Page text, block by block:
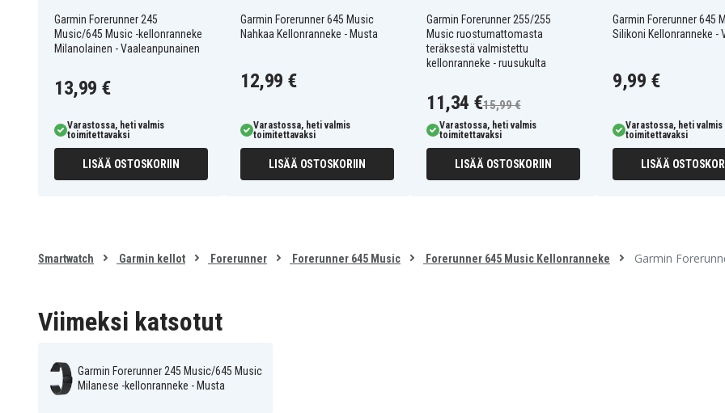
Väri Musta
Materiaali Ruostumaton teräs
Garmin Forerunner 245
Music/645 Music -kellonranneke
Milanolainen - Vaaleanpunainen
13,99 €
Varastossa, heti valmis
toimitettavaksi
LISÄÄ OSTOSKORIIN
Garmin Forerunner 645 Music
Nahkaa Kellonranneke - Musta
12,99 €
Varastossa, heti valmis
toimitettavaksi
LISÄÄ OSTOSKORIIN
Garmin Forerunner 255/255
Music ruostumattomasta
teräksestä valmistettu
kellonranneke - ruusukulta
11,34 €15,99 €
Varastossa, heti valmis
toimitettavaksi
LISÄÄ OSTOSKORIIN
Garmin Forerunner 645
Silikoni Kellonranneke -
9,99 €
Varastossa, heti valmis
toimitettavaksi
LISÄÄ
Smartwatch Garmin kellot Forerunner Forerunner 645 Music Forerunner 645 Music Kellonranneke Garmin
Viimeksi katsotut
Garmin Forerunner 245 Music/645 Music
Milanese -kellonranneke - Musta